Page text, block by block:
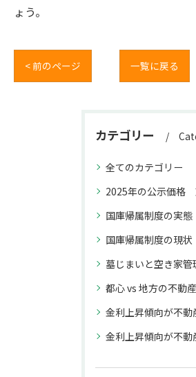
ょう。
< 前のページ 一覧に戻る
カテゴリー
全てのカテゴリー
2025年の公示価格 東京、大阪、福岡と名古屋との上昇
国庫帰属制度の実態
国庫帰属制度の現状
墓じまいと空き家
都心 vs 地方の不動
金利上昇傾向が不動
金利上昇傾向が不動産